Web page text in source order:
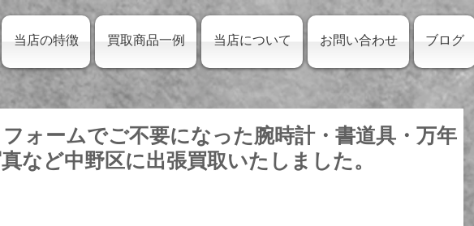
当店の特徴 買取商品一例 当店について お問い合わせ ブログ
ォームでご不要になった腕時計・書道具・万年
など中野区に出張買取いたしました。